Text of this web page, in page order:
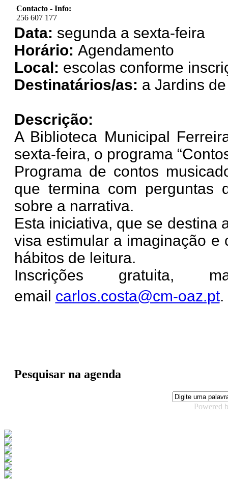
Contacto - Info:
256 607 177
Data: segunda a sexta-feira
Horário: Agendamento
Local: escolas conforme
Destinatários/as: a Jardins
Descrição:
A Biblioteca Municipal
sexta-feira, o programa
Programa de contos
que termina com perguntas
sobre a narrativa.
Esta iniciativa, que se destina
visa estimular a imaginação e
hábitos de leitura.
Inscrições gratuita,
email carlos.costa@cm-oaz.pt.
Pesquisar na agenda
Powered